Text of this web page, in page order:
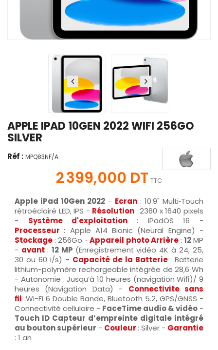
APPLE IPAD 10GEN 2022 WIFI 256GO
SILVER
Réf : MPQ83NF/A
2 399,000 DT TTC
Apple iPad 10Gen 2022 - Ecran: 10.9" Multi‑Touch
rétroéclairé LED, IPS - Résolution : 2360 x 1640 pixels
- Système d'exploitation : iPadOS 16 -
Processeur : Apple A14 Bionic (Neural Engine) -
Stockage : 256Go -Appareil photo Arrière: 12MP
- avant : 12 MP (Enregistrement vidéo 4K à 24, 25,
30 ou 60 i/s) - Capacité de la Batterie : Batterie
lithium-polymère rechargeable intégrée de 28,6 Wh
- Autonomie : Jusqu’à 10 heures (navigation Wifi)/ 9
heures (Navigation Data) - Connectivite sans
fil :Wi-Fi 6 Double Bande, Bluetooth 5.2, GPS/GNSS -
Connectivité cellulaire - FaceTime audio & vidéo -
Touch ID Capteur d’empreinte digitale intégré
au bouton supérieur - Couleur : Silver - Garantie
: 1 an